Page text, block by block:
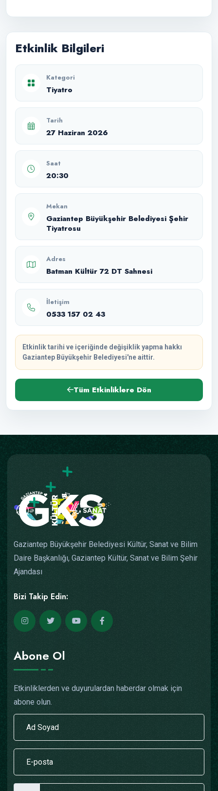
Etkinlik Bilgileri
Kategori
Tiyatro
Tarih
27 Haziran 2026
Saat
20:30
Mekan
Gaziantep Büyükşehir Belediyesi Şehir
Tiyatrosu
Adres
Batman Kültür 72 DT Sahnesi
İletişim
0533 157 02 43
Etkinlik tarihi ve içeriğinde değişiklik yapma hakkı
Gaziantep Büyükşehir Belediyesi'ne aittir.
Tüm Etkinliklere Dön
Gaziantep Büyükşehir Belediyesi Kültür, Sanat ve Bilim
Daire Başkanlığı, Gaziantep Kültür, Sanat ve Bilim Şehir
Ajandası
Bizi Takip Edin:
Abone Ol
Etkinliklerden ve duyurulardan haberdar olmak için
abone olun.